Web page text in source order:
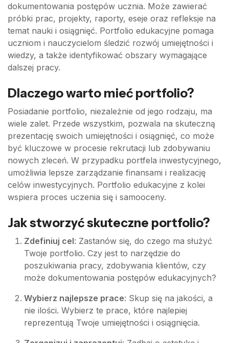
dokumentowania postępów ucznia. Może zawierać
próbki prac, projekty, raporty, eseje oraz refleksje na
temat nauki i osiągnięć. Portfolio edukacyjne pomaga
uczniom i nauczycielom śledzić rozwój umiejętności i
wiedzy, a także identyfikować obszary wymagające
dalszej pracy.
Dlaczego warto mieć portfolio?
Posiadanie portfolio, niezależnie od jego rodzaju, ma
wiele zalet. Przede wszystkim, pozwala na skuteczną
prezentację swoich umiejętności i osiągnięć, co może
być kluczowe w procesie rekrutacji lub zdobywaniu
nowych zleceń. W przypadku portfela inwestycyjnego,
umożliwia lepsze zarządzanie finansami i realizację
celów inwestycyjnych. Portfolio edukacyjne z kolei
wspiera proces uczenia się i samooceny.
Jak stworzyć skuteczne portfolio?
Zdefiniuj cel: Zastanów się, do czego ma służyć
Twoje portfolio. Czy jest to narzędzie do
poszukiwania pracy, zdobywania klientów, czy
może dokumentowania postępów edukacyjnych?
Wybierz najlepsze prace: Skup się na jakości, a
nie ilości. Wybierz te prace, które najlepiej
reprezentują Twoje umiejętności i osiągnięcia.